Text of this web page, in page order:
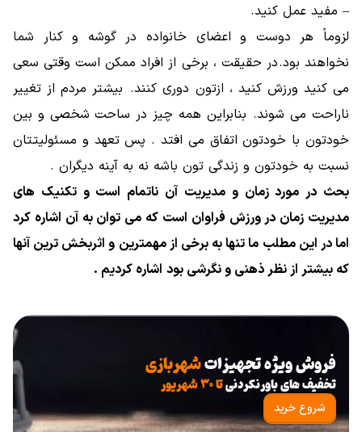
– مفید عمل کنید.
لزوماً هر دوست و اعضای خانواده در گوشه و کنار شما
نخواهند بود. در حقیقت ، برخی از افراد ممکن است وقتی سعی
می کنید ورزش کنید ، ازتون دوری کنند. بیشتر مردم از تغییر
ناراحت می شوند. بنابراین همه چیز در ساحت شخصی و بین
خودتون با خودتون اتفاق می افتد . پس تعهد و مسئولیتتان
نسبت به خودتون و زندگی تون باشه نه به آینه دیگران .
بحث در مورد زمان و مدیریت آن ناتمام است و تکنیک های
مدیریت زمان در ورزش فراوان است که می توان به آن اشاره کرد
اما در این مطلب ما تنها به برخی از مهمترین و اثربخش ترین آنها
که بیشتر از نظر ذهنی و نگرشی بود اشاره کردیم .
فروش ویژه تجهیزاتشهربازی
تخفیف های باورنکردنیتا ۳۰ شهریور
شروع خرید